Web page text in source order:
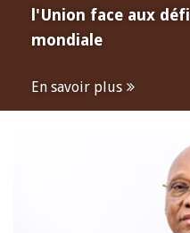
l'Union face aux
mondiale
En savoir plus